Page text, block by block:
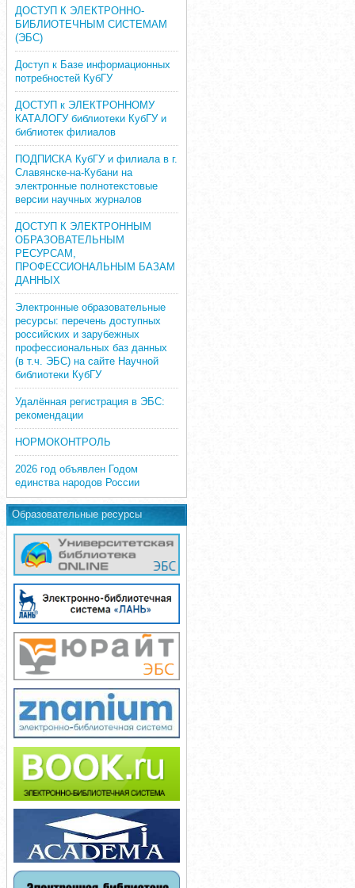
ДОСТУП К ЭЛЕКТРОННО-
БИБЛИОТЕЧНЫМ СИСТЕМАМ
(ЭБС)
Доступ к Базе информационных
потребностей КубГУ
ДОСТУП к ЭЛЕКТРОННОМУ
КАТАЛОГУ библиотеки КубГУ и
библиотек филиалов
ПОДПИСКА КубГУ и филиала в г.
Славянске-на-Кубани на
электронные полнотекстовые
версии научных журналов
ДОСТУП К ЭЛЕКТРОННЫМ
ОБРАЗОВАТЕЛЬНЫМ
РЕСУРСАМ,
ПРОФЕССИОНАЛЬНЫМ БАЗАМ
ДАННЫХ
Электронные образовательные
ресурсы: перечень доступных
российских и зарубежных
профессиональных баз данных
(в т.ч. ЭБС) на сайте Научной
библиотеки КубГУ
Удалённая регистрация в ЭБС:
рекомендации
НОРМОКОНТРОЛЬ
2026 год объявлен Годом
единства народов России
Образовательные ресурсы